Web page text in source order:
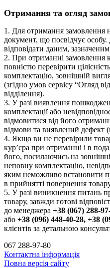
Отримання та огляд
1. Для отримання замовлення
документ, що посвідчує
відповідати даним,
2. При отриманні замовлення
повністю перевірити
комплектацію, зовнішній
(згідно умов сервісу “Огляд
відділення).
3. У разі виявлення
комплектації або
відмовитися від його
відмови та виявлений дефект
4. Якщо ви не перевірили
кур’єра при отриманні і в
його, посилаючись на
неповну комплектацію,
яким неможливо встановити
в прийнятті повернення
5. У разі виникнення питань
товару, завжди готові
до менеджера +38 (067) 288-
або +38 (096) 448-40-28, +38
клієнтів за детальною
067 288-97-80
Контактна інформація
Повна версія сайту